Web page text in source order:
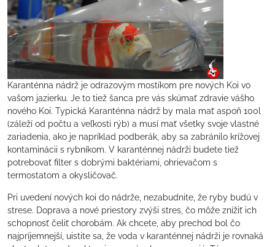
Karanténna nádrž je odrazovým mostíkom pre nových Koi vo
vašom jazierku. Je to tiež šanca pre vás skúmať zdravie vášho
nového Koi. Typická Karanténna nádrž by mala mať aspoň 100l
(záleží od počtu a veľkosti rýb) a musí mať všetky svoje vlastné
zariadenia, ako je napríklad podberák, aby sa zabránilo krížovej
kontaminácii s rybníkom. V karanténnej nádrži budete tiež
potrebovať filter s dobrými baktériami, ohrievačom s
termostatom a okysličovač.
Pri uvedení nových koi do nádrže, nezabudnite, že ryby budú v
strese. Doprava a nové priestory zvýši stres, čo môže znížiť ich
schopnosť čeliť chorobám. Ak chcete, aby prechod bol čo
najpríjemnejší, uistite sa, že voda v karanténnej nádrži je rovnaká